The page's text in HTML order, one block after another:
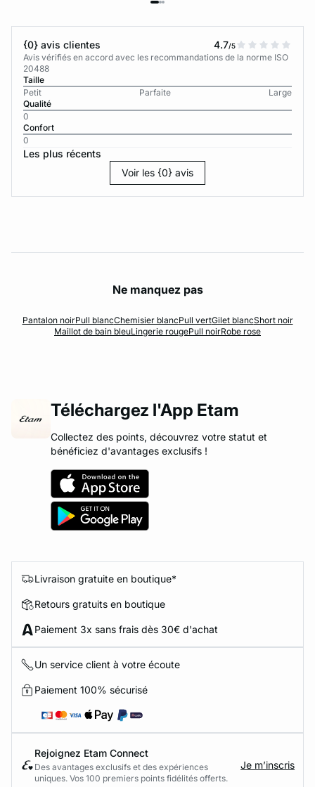
{0} avis clientes 4.7/5
Avis vérifiés en accord avec les recommandations de la norme ISO
20488
Taille
Petit
Parfaite
Large
Qualité
0
Confort
0
Les plus récents
Voir les {0} avis
Ne manquez pas
Pantalon noirPull blancChemisier blancPull vertGilet blancShort noir
Maillot de bain bleuLingerie rougePull noirRobe rose
Téléchargez l'App Etam
Collectez des points, découvrez votre statut et
bénéficiez d'avantages exclusifs !
Livraison gratuite en boutique*
Retours gratuits en boutique
Paiement 3x sans frais dès 30€ d'achat
Un service client à votre écoute
Paiement 100% sécurisé
Rejoignez Etam Connect
Des avantages exclusifs et des expériences
uniques. Vos 100 premiers points fidélités offerts.
Je m’inscris